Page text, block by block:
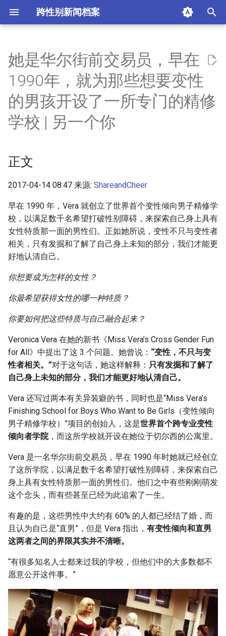
跨性别新闻档案
n
i
a
n
g
s
c
h
正文
摘要与附加信息
附加信息 [Processed Page
Metadata]
她是华尔街前交易员，早在
1990年，就为那些想要变性
的男孩开设了一所专门的精修
学校 | 另一个你
正文
2017-04-14 08:47 来源: ShareandCheer
早在 1990 年，Vera 就创立了世界首个变性倾向男子精修学
校，以满足数千名希望打破性别障碍，来探索自己身上具有
女性特质那一面的男性们。正如她所说，变性不只与变性者
相关，只有发掘和了解了自己身上未知的部分，我们才能更
好地认清自己。
你想要成为怎样的女性？
你最希望获得女性的哪一种特质？
你要如何把这些特质与自己融合起来？
Veronica Vera 在她的新书《Miss Vera’s Cross Gender Fun
for All》中提出了这 3 个问题。她曾说： “变性，不只与变
性者相关。”对于这句话，她这样解释： 只有发掘和了解了
自己身上未知的部分，我们才能更好地认清自己。
Vera 还写过两本有关异装癖的书，同时也是“Miss Vera’s
Finishing School for Boys Who Want to Be Girls（变性倾向
男子精修学校）”项目的创始人，这是世界首个跨专业变性
倾向者学院，而这所学校就开设在她位于切尔西的公寓里。
Vera 是一名华尔街前交易员，早在 1990 年时她就已经创立
了这所学院，以满足数千名希望打破性别障碍，来探索自己
身上具有女性特质那一面的男性们。他们之中有些刚刚萌发
这个念头，而有些甚至已经为此追索了一生。
有趣的是，这些男性中大约有 60% 的人都已经结了婚，而
且认为自己是“直男”，但是 Vera 指出， 有变性倾向和直男
这两者之间的界限其实并不清晰。
“有很多知名人士都来过我的学校，但他们中的大多数都不
愿意公开这件事。”